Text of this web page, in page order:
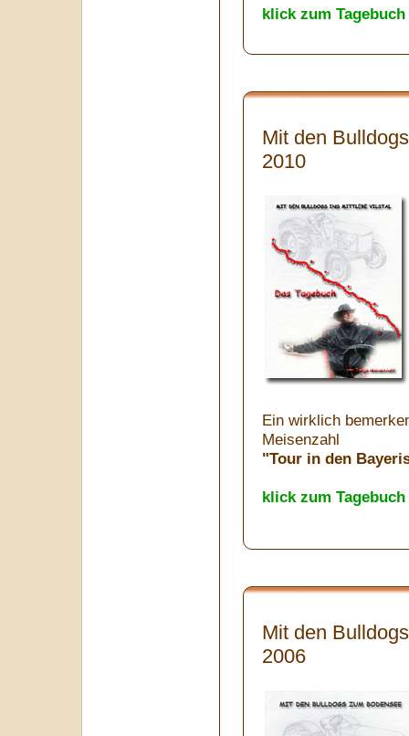
klick zum Tagebuch
Mit den
2010
Ein wirklich
Meisenzahl
"Tour in den
klick zum Tagebuch
Mit den
2006